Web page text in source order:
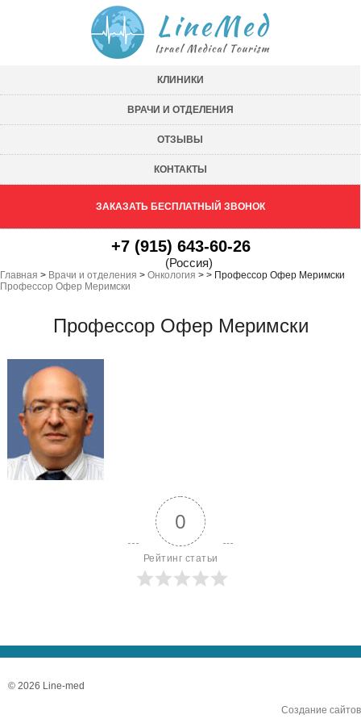
КЛИНИКИ
ВРАЧИ И ОТДЕЛЕНИЯ
ОТЗЫВЫ
КОНТАКТЫ
ЗАКАЗАТЬ БЕСПЛАТНЫЙ ЗВОНОК
+7 (915) 643-60-26
(Россия)
Главная > Врачи и отделения > Онкология >
Профессор Офер Меримски
> Профессор Офер Меримски
Профессор Офер Меримски
0
Рейтинг статьи
© 2026 Line-med
Создание сайтов